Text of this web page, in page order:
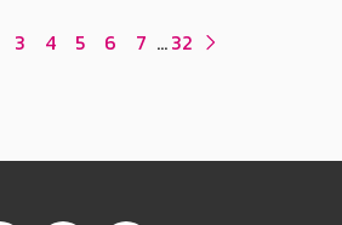
3 4 5 6 7 ...32